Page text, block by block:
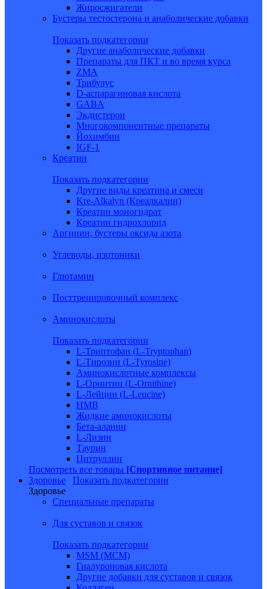
Жиросжигатели
Бустеры тестостерона и анаболические добавки
Показать подкатегории
Другие анаболические добавки
Препараты для ПКТ и во время курса
ZMA
Трибулус
D-аспарагиновая кислота
GABA
Экдистерон
Многокомпонентные препараты
Йохимбин
IGF-1
Креатин
Показать подкатегории
Другие виды креатина и смеси
Kre-Alkalyn (Креалкалин)
Креатин моногидрат
Креатин гидрохлорид
Аргинин, бустеры оксида азота
Углеводы, изотоники
Глютамин
Посттренировочный комплекс
Аминокислоты
Показать подкатегории
L-Триптофан (L-Tryptophan)
L-Тирозин (L-Tyrosine)
Аминокислотные комплексы
L-Орнитин (L-Ornithine)
L-Лейцин (L-Leucine)
HMB
Жидкие аминокислоты
Бета-аланин
L-Лизин
Таурин
Цитруллин
Посмотреть все товары [Спортивное питание]
Здоровье
Показать подкатегории
Здоровье
Специальные препараты
Для суставов и связок
Показать подкатегории
MSM (МСМ)
Гиалуроновая кислота
Другие добавки для суставов и связок